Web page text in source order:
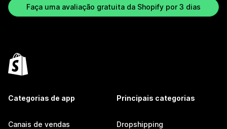
Faça uma avaliação gratuita da Shopify por 3 dias
Categorias de app
Canais de vendas
Principais categorias
Dropshipping